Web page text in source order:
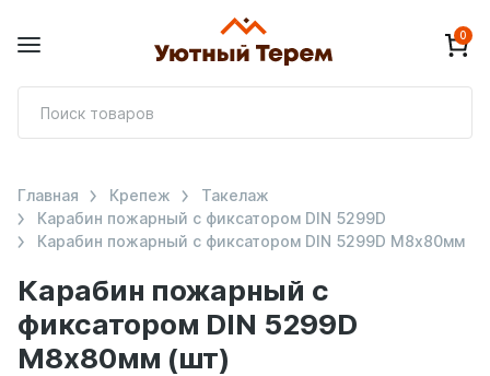
0
Карабин пожарный с
фиксатором DIN 5299D
М8х80мм (шт)
Главная Крепеж
Такелаж
Карабин пожарный с фиксатором DIN 5299D
Карабин пожарный с фиксатором DIN 5299D М8х80мм